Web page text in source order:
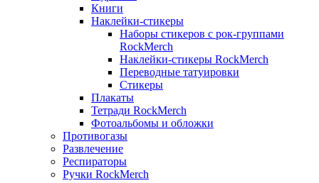
Книги
Наклейки-стикеры
Наборы стикеров с рок-группами
RockMerch
Наклейки-стикеры RockMerch
Переводные татуировки
Стикеры
Плакаты
Тетради RockMerch
Фотоальбомы и обложки
Противогазы
Развлечение
Респираторы
Ручки RockMerch